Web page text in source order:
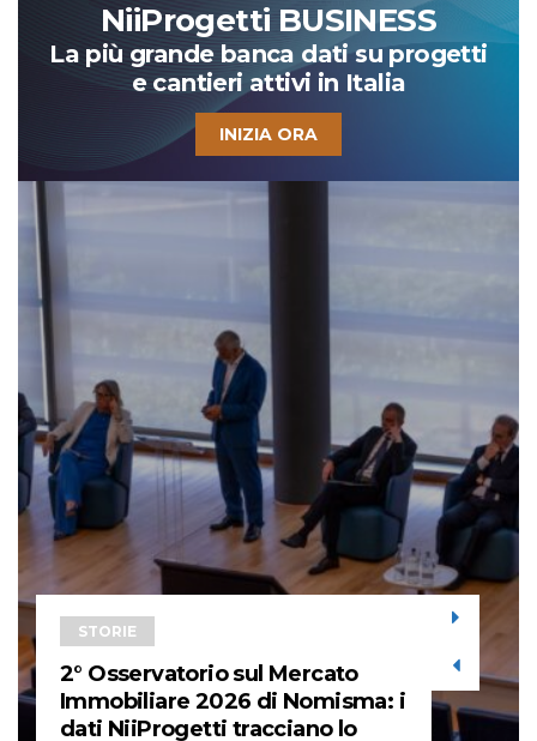
NiiProgetti BUSINESS
La più grande banca dati su progetti
e cantieri attivi in Italia
INIZIA ORA
STORIE
2° Osservatorio sul Mercato
Immobiliare 2026 di Nomisma: i
dati NiiProgetti tracciano lo